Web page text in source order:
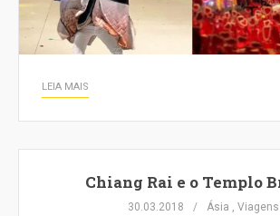
LEIA MAIS
Chiang Rai e o Templo
30.03.2018 Ásia Viagens